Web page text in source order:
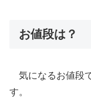
お値段は？
気になるお値段
す。